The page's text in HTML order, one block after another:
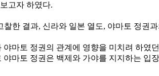
고자 하였다.
한 결과, 신라와 일본 열도, 야마토 정권
마토 정권의 관계에 영향을 미치려 하였
마토 정권은 백제와 가야를 지지하는 입